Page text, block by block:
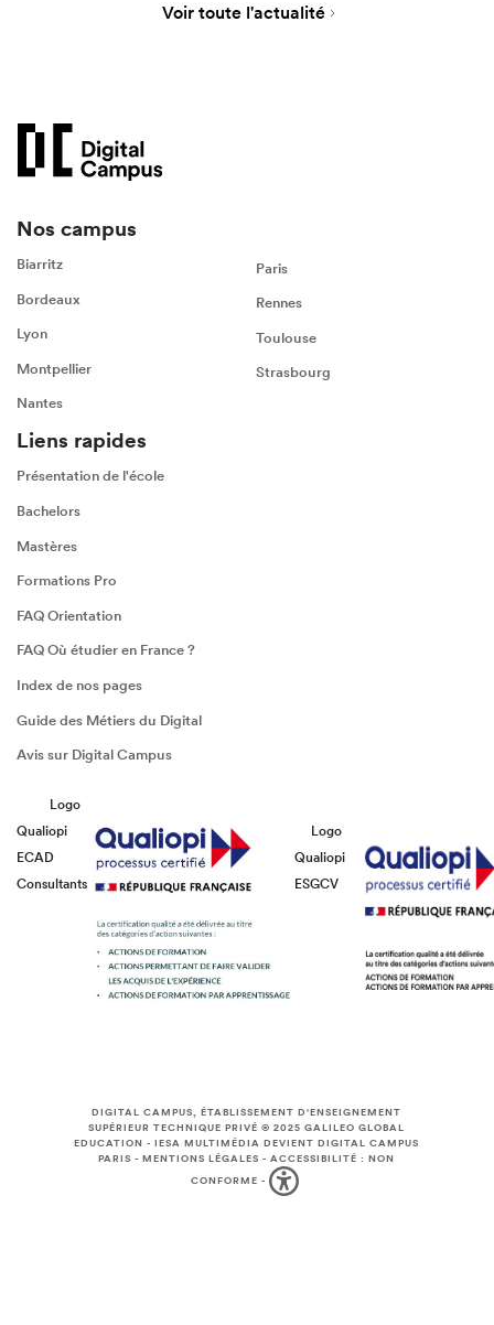
Voir toute l'actualité
Nos campus
Biarritz
Bordeaux
Lyon
Montpellier
Nantes
Paris
Rennes
Toulouse
Strasbourg
Liens rapides
Présentation de l'école
Bachelors
Mastères
Formations Pro
FAQ Orientation
FAQ Où étudier en France ?
Index de nos pages
Guide des Métiers du Digital
Avis sur Digital Campus
Logo
Qualiopi
ECAD
Consultants
Logo
Qualiopi
ESGCV
DIGITAL CAMPUS, ÉTABLISSEMENT D'ENSEIGNEMENT
SUPÉRIEUR TECHNIQUE PRIVÉ © 2025GALILEO GLOBAL
EDUCATION -IESA MULTIMÉDIA DEVIENT DIGITAL CAMPUS
PARIS -MENTIONS LÉGALES -ACCESSIBILITÉ : NON
CONFORME -